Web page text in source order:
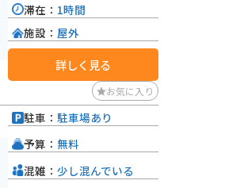
滞在： 1時間
施設： 屋外
詳しく見る
お気に入り
駐車： 駐車場あり
予算： 無料
混雑： 少し混んでいる